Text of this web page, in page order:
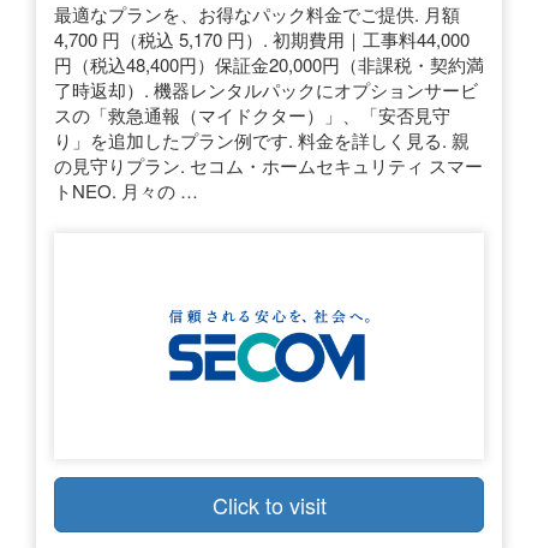
最適なプランを、お得なパック料金でご提供. 月額
4,700 円（税込 5,170 円）. 初期費用｜工事料44,000
円（税込48,400円）保証金20,000円（非課税・契約満
了時返却）. 機器レンタルパックにオプションサービ
スの「救急通報（マイドクター）」、「安否見守
り」を追加したプラン例です. 料金を詳しく見る. 親
の見守りプラン. セコム・ホームセキュリティ スマー
トNEO. 月々の …
Click to visit